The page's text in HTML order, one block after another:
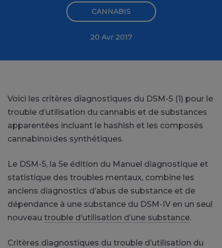
CANNABIS
20 Avr 2017
Voici les critères diagnostiques du DSM-5 (1) pour le
trouble d’utilisation du cannabis et de substances
apparentées incluant le hashish et les composés
cannabinoïdes synthétiques.
Le DSM-5, la 5e édition du Manuel diagnostique et
statistique des troubles mentaux, combine les
anciens diagnostics d’abus de substance et de
dépendance à une substance du DSM-IV en un seul
nouveau trouble d’utilisation d’une substance.
Critères diagnostiques du trouble d’utilisation du